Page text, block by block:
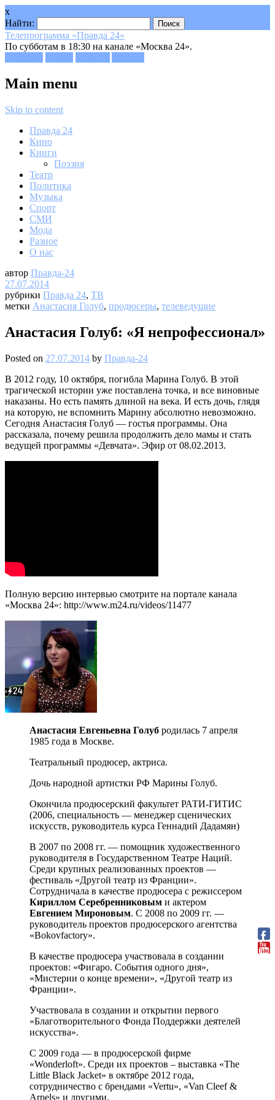
x
Найти:
Телепрограмма «Правда 24»
По субботам в 18:30 на канале «Москва 24».
Main menu
Skip to content
Правда 24
Кино
Книги
Поэзия
Театр
Политика
Музыка
Спорт
СМИ
Мода
Разное
О нас
автор Правда-24
27.07.2014
рубрики Правда 24, ТВ
метки Анастасия Голуб, продюсеры, телеведущие
Анастасия Голуб: «Я непрофессионал»
Posted on 27.07.2014 by Правда-24
В 2012 году, 10 октября, погибла Марина Голуб. В этой
трагической истории уже поставлена точка, и все виновные
наказаны. Но есть память длиной на века. И есть дочь, глядя
на которую, не вспомнить Марину абсолютно невозможно.
Сегодня Анастасия Голуб — гостья программы. Она
рассказала, почему решила продолжить дело мамы и стать
ведущей программы «Девчата». Эфир от 08.02.2013.
Полную версию интервью смотрите на портале канала
«Москва 24»: http://www.m24.ru/videos/11477
Анастасия Евгеньевна Голуб родилась 7 апреля
1985 года в Москве.
Театральный продюсер, актриса.
Дочь народной артистки РФ Марины Голуб.
Окончила продюсерский факультет РАТИ-ГИТИС
(2006, специальность — менеджер сценических
искусств, руководитель курса Геннадий Дадамян)
В 2007 по 2008 гг. — помощник художественного
руководителя в Государственном Театре Наций.
Среди крупных реализованных проектов —
фестиваль «Другой театр из Франции».
Сотрудничала в качестве продюсера с режиссером
Кириллом Серебренниковым и актером
Евгением Мироновым. С 2008 по 2009 гг. —
руководитель проектов продюсерского агентства
«Bokovfactory».
В качестве продюсера участвовала в создании
проектов: «Фигаро. События одного дня»,
«Мистерии о конце времени», «Другой театр из
Франции».
Участвовала в создании и открытии первого
«Благотворительного Фонда Поддержки деятелей
искусства».
С 2009 года — в продюсерской фирме
«Wonderloft». Среди их проектов – выставка «The
Little Black Jacket» в октябре 2012 года,
сотрудничество с брендами «Vertu», «Van Cleef &
Arpels» и другими.